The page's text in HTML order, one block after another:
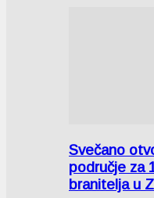
Svečano
područje za
branitelja u